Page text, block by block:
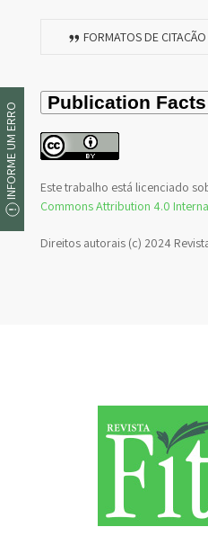
FORMATOS DE CITAÇÃO
Este trabalho está licenciado
Commons Attribution 4.0
Direitos autorais (c) 2024
INFORME UM ERRO